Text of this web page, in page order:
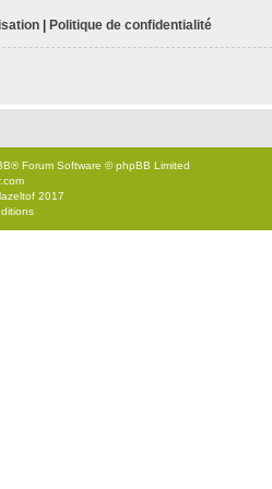
| Politique de confidentialité
® Forum Software © phpBB Limited
2017